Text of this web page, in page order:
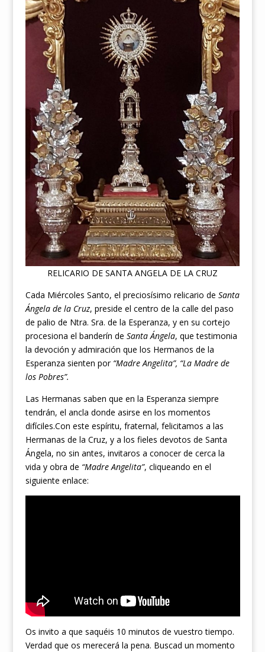
RELICARIO DE SANTA ANGELA DE LA CRUZ
Cada Miércoles Santo, el preciosísimo relicario de Santa
Ángela de la Cruz, preside el centro de la calle del paso
de palio de Ntra. Sra. de la Esperanza, y en su cortejo
procesiona el banderín de Santa Ángela, que testimonia
la devoción y admiración que los Hermanos de la
Esperanza sienten por “Madre Angelita”, “La Madre de
los Pobres”.
Las Hermanas saben que en la Esperanza siempre
tendrán, el ancla donde asirse en los momentos
difíciles.Con este espíritu, fraternal, felicitamos a las
Hermanas de la Cruz, y a los fieles devotos de Santa
Ángela, no sin antes, invitaros a conocer de cerca la
vida y obra de “Madre Angelita”, cliqueando en el
siguiente enlace:
Os invito a que saquéis 10 minutos de vuestro tiempo.
Verdad que os merecerá la pena. Buscad un momento